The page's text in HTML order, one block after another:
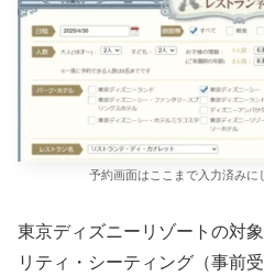
予約画面はここまで入力済みに
東京ディズニーリゾートの対
リティ・シーティング（事前